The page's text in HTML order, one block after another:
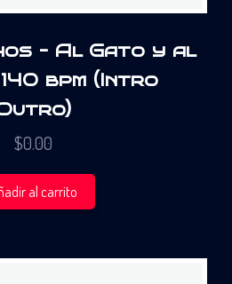
– Al Gato y al
bpm (Intro
$0.00
al carrito